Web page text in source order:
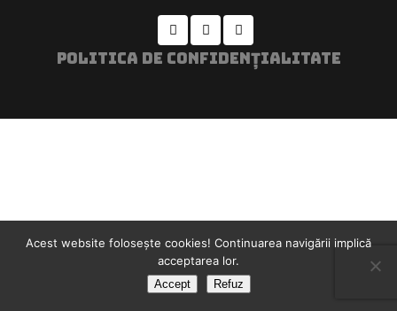
POLITICA DE CONFIDENȚIALITATE
Acest website foloseşte cookies! Continuarea navigării implică
acceptarea lor.
Accept Refuz